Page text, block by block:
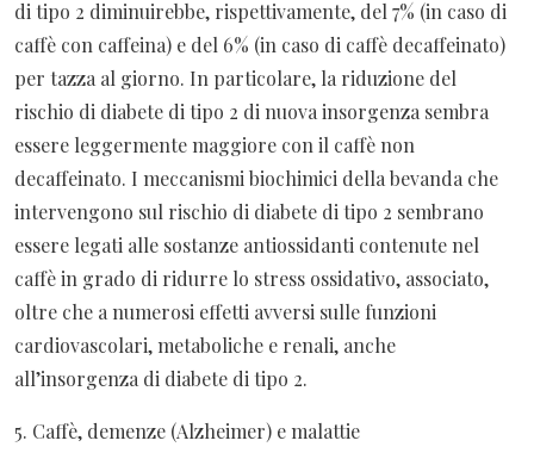
di tipo 2 diminuirebbe, rispettivamente, del 7% (in caso di
caffè con caffeina) e del 6% (in caso di caffè decaffeinato)
per tazza al giorno. In particolare, la riduzione del
rischio di diabete di tipo 2 di nuova insorgenza sembra
essere leggermente maggiore con il caffè non
decaffeinato. I meccanismi biochimici della bevanda che
intervengono sul rischio di diabete di tipo 2 sembrano
essere legati alle sostanze antiossidanti contenute nel
caffè in grado di ridurre lo stress ossidativo, associato,
oltre che a numerosi effetti avversi sulle funzioni
cardiovascolari, metaboliche e renali, anche
all’insorgenza di diabete di tipo 2.
5. Caffè, demenze (Alzheimer) e malattie